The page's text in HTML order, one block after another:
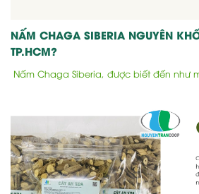
NẤM CHAGA SIBERIA NGUYÊN
TP.HCM?
Nấm Chaga Siberia, được biết đến như